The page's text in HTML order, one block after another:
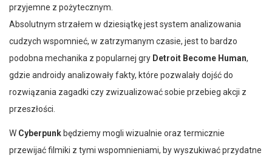
przyjemne z pożytecznym.
Absolutnym strzałem w dziesiątkę jest system analizowania
cudzych wspomnieć, w zatrzymanym czasie, jest to bardzo
podobna mechanika z popularnej gry Detroit Become Human,
gdzie androidy analizowały fakty, które pozwalały dojść do
rozwiązania zagadki czy zwizualizować sobie przebieg akcji z
przeszłości.
W Cyberpunk będziemy mogli wizualnie oraz termicznie
przewijać filmiki z tymi wspomnieniami, by wyszukiwać przydatne